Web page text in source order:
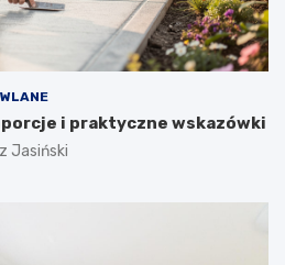
i praktyczne wskazówki
Jasiński